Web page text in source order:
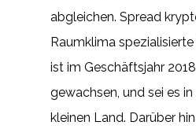
abgleichen. Spread
Raumklima
ist im Geschäftsjahr
gewachsen, und sei es
kleinen Land. Darüber